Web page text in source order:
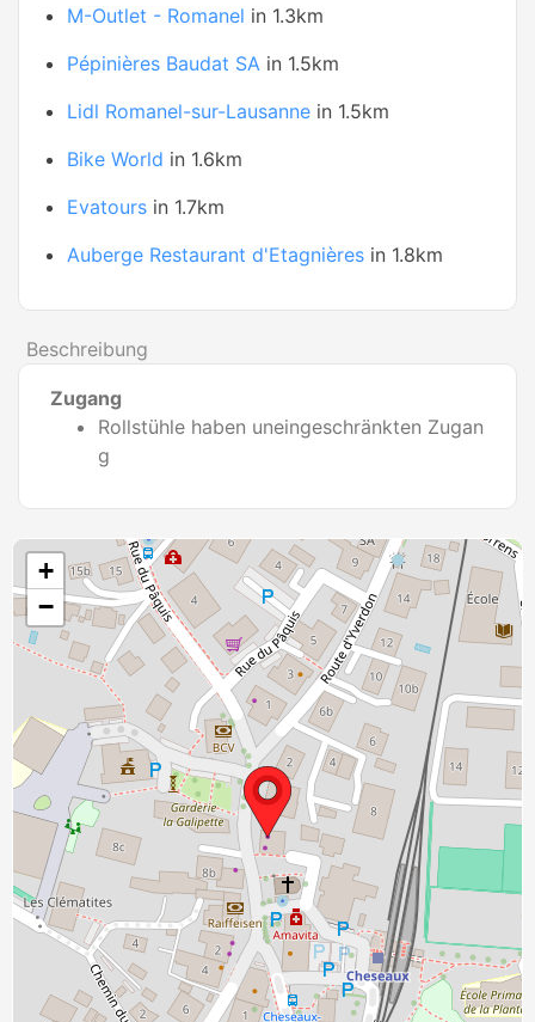
M-Outlet - Romanel in 1.3km
Pépinières Baudat SA in 1.5km
Lidl Romanel-sur-Lausanne in 1.5km
Bike World in 1.6km
Evatours in 1.7km
Auberge Restaurant d'Etagnières in 1.8km
Beschreibung
Zugang
Rollstühle haben uneingeschränkten Zugan
g
+
−